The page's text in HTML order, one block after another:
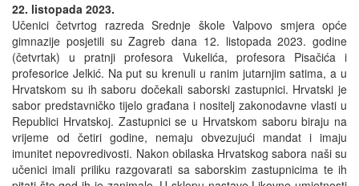
22. listopada 2023.
Učenici četvrtog razreda Srednje škole Valpovo smjera opće
gimnazije posjetili su Zagreb dana 12. listopada 2023. godine
(četvrtak) u pratnji profesora Vukelića, profesora Pisačića i
profesorice Jelkić. Na put su krenuli u ranim jutarnjim satima, a u
Hrvatskom su ih saboru dočekali saborski zastupnici. Hrvatski je
sabor predstavničko tijelo građana i nositelj zakonodavne vlasti u
Republici Hrvatskoj. Zastupnici se u Hrvatskom saboru biraju na
vrijeme od četiri godine, nemaju obvezujući mandat i imaju
imunitet nepovredivosti. Nakon obilaska Hrvatskog sabora naši su
učenici imali priliku razgovarati sa saborskim zastupnicima te ih